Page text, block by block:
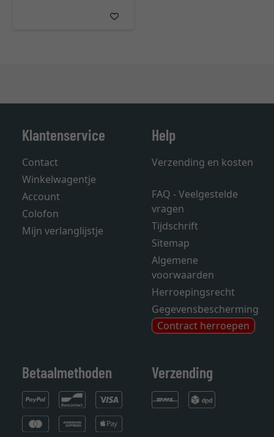
Klantenservice
Contact
Winkelwagentje
Account
Colofon
Mijn verlanglijstje
Help
Verzending en kosten
FAQ - Veelgestelde
vragen
Tijdschrift
Sitemap
Algemene
voorwaarden
Herroepingsrecht
Gegevensbescherming
Contract herroepen
Betaalmethoden Verzending